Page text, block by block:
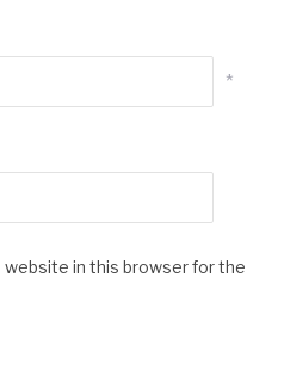
*
website in this browser for the